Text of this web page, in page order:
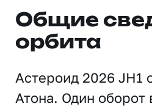
Общие
орбита
Астероид 2026 JH1
Атона. Один оборот